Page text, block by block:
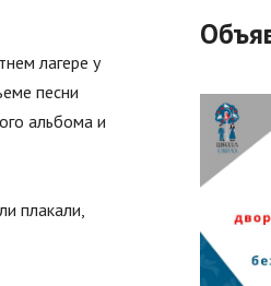
лагере у
песни
альбома и
плакали,